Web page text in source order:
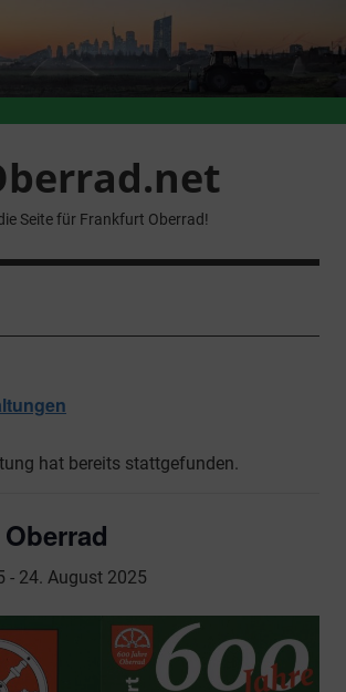
Seite für Frankfurt Oberrad!
hat bereits stattgefunden.
- 24. August 2025